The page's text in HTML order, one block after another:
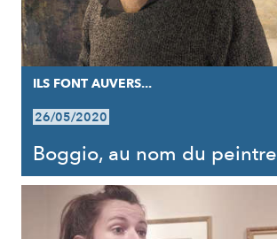
ILS FONT AUVERS...
26/05/2020
Boggio, au nom du peintre